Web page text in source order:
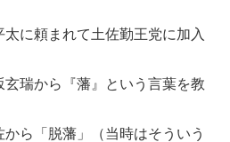
太に頼まれて土佐勤王党に加入
玄瑞から『藩』という言葉を教
から「脱藩」（当時はそういう